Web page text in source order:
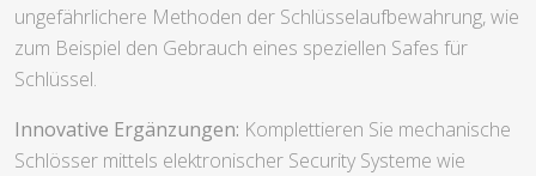
ungefährlichere Methoden der Schlüsselaufbewahrung, wie
zum Beispiel den Gebrauch eines speziellen Safes für
Schlüssel.
Innovative Ergänzungen: Komplettieren Sie mechanische
Schlösser mittels elektronischer Security Systeme wie